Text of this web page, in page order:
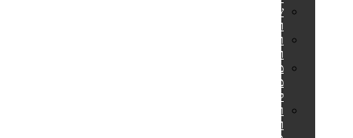
שואבים
וסקימרים
רובוטים
ושואבים
מערכות
מלח
לבריכה
רשתות
ומוטות